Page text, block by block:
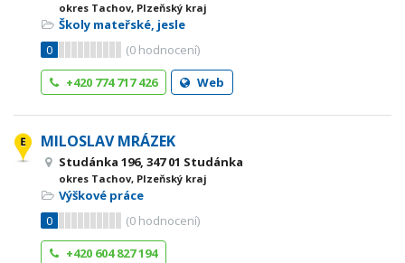
okres Tachov, Plzeňský kraj
Školy mateřské, jesle
0
(0 hodnocení)
+420 774 717 426
Web
MILOSLAV MRÁZEK
Studánka 196, 347 01 Studánka
okres Tachov, Plzeňský kraj
Výškové práce
0
(0 hodnocení)
+420 604 827 194